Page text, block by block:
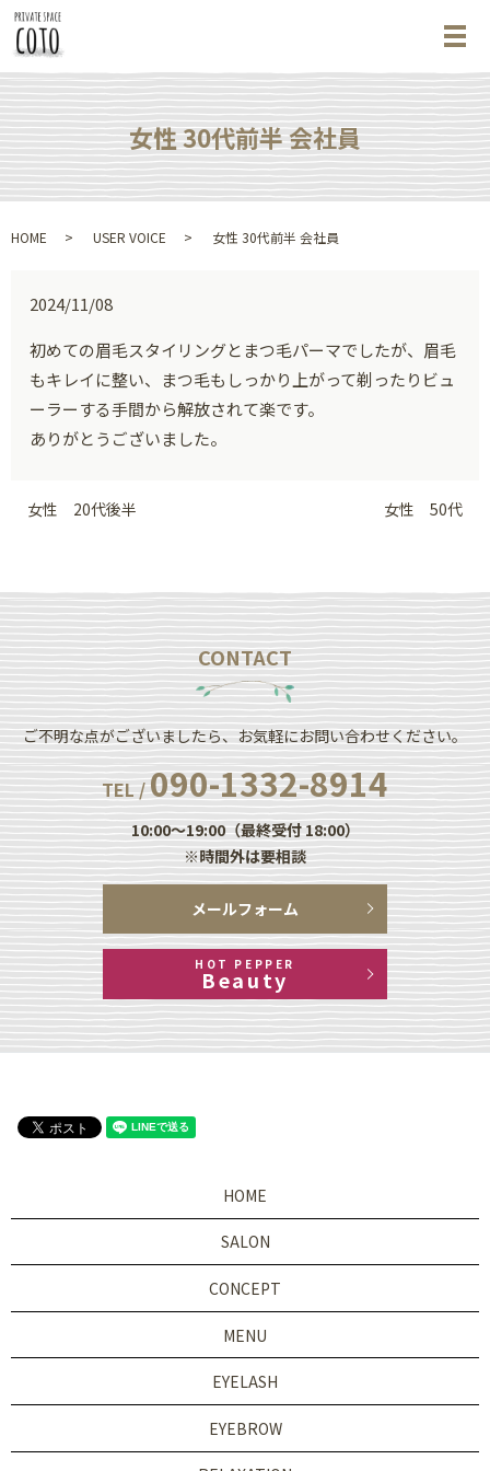
メ
女性 30代前半 会社員
HOME USER VOICE 女性 30代前半 会社員
2024/11/08
初めての眉毛スタイリングとまつ毛パーマでしたが、眉毛
もキレイに整い、まつ毛もしっかり上がって剃ったりビュ
ーラーする手間から解放されて楽です。
ありがとうございました。
女性 20代後半 女性 50代
CONTACT
ご不明な点がございましたら、お気軽にお問い合わせください。
TEL /090-1332-8914
10:00～19:00（最終受付 18:00）
※時間外は要相談
メールフォーム
HOT PEPPER
Beauty
HOME
SALON
CONCEPT
MENU
EYELASH
EYEBROW